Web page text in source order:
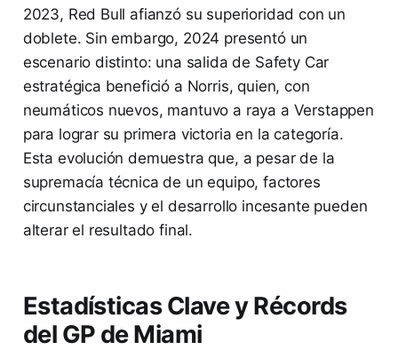
2023, Red Bull afianzó su superioridad con un
doblete. Sin embargo, 2024 presentó un
escenario distinto: una salida de Safety Car
estratégica benefició a Norris, quien, con
neumáticos nuevos, mantuvo a raya a Verstappen
para lograr su primera victoria en la categoría.
Esta evolución demuestra que, a pesar de la
supremacía técnica de un equipo, factores
circunstanciales y el desarrollo incesante pueden
alterar el resultado final.
Estadísticas Clave y Récords
del GP de Miami